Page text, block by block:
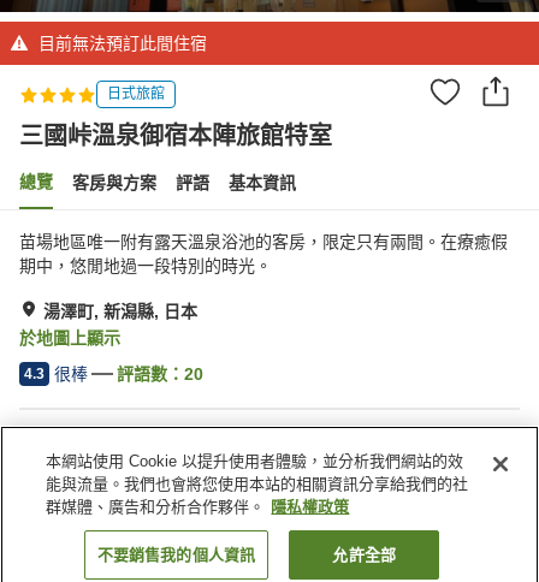
目前無法預訂此間住宿
日式旅館
三國峠溫泉御宿本陣旅館特室
總覽 客房與方案 評語 基本資訊
苗場地區唯一附有露天溫泉浴池的客房，限定只有兩間。在療癒假
期中，悠閒地過一段特別的時光。
湯澤町, 新潟縣, 日本
於地圖上顯示
4.3 很棒 評語數： 20
停車場
餐廳
商店
露天浴池（溫泉）
日本 新潟縣 湯澤町 三國峠溫泉御宿本陣旅館特室
找客房
本網站使用 Cookie 以提升使用者體驗，並分析我們網站的效
能與流量。我們也會將您使用本站的相關資訊分享給我們的社
群媒體、廣告和分析合作夥伴。
隱私權政策
不要銷售我的個人資訊 允許全部